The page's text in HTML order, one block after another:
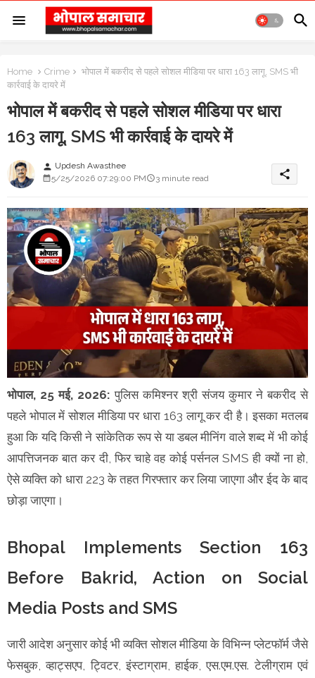
Home Crime
भोपाल में बकरीद से पहले सोशल मीडिया पर धारा 163 लागू, SMS भी
कार्रवाई के दायरे में
भोपाल में बकरीद से पहले सोशल मीडिया पर धारा
163 लागू, SMS भी कार्रवाई के दायरे में
person Updesh Awasthee
5/25/2026 07:29:00 PM
3 minute read share
भोपाल, 25 मई, 2026: पुलिस कमिश्नर श्री संजय कुमार ने बकरीद से
पहले भोपाल में सोशल मीडिया पर धारा 163 लागू कर दी है। इसका मतलब
हुआ कि यदि किसी ने सांकेतिक रूप से या डबल मीनिंग वाले शब्द में भी कोई
आपत्तिजनक बात कर दी, फिर चाहे वह कोई पर्सनल SMS ही क्यों ना हो,
ऐसे व्यक्ति को धारा 223 के तहत गिरफ्तार कर लिया जाएगा और ईद के बाद
छोड़ा जाएगा।
Bhopal Implements Section 163
Before Bakrid, Action on Social
Media Posts and SMS
जारी आदेश अनुसार कोई भी व्यक्ति सोशल मीडिया के विभिन्न प्लेटफॉर्म जैसे
फेसबुक, व्हाट्सएप, ट्विटर, इंस्टाग्राम, हाईक, एस.एम.एस. टेलीग्राम एवं